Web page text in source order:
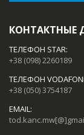
КОНТАКТНЫЕ
ТЕЛЕФОН STAR:
+38 (098) 2260189
ТЕЛЕФОН
+38 (050) 3754187
EMAIL: